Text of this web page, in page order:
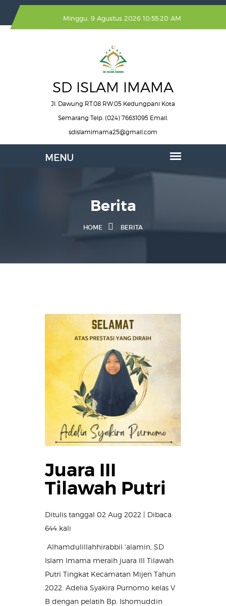
Minggu, 9 Agustus 2026 10:55:20 AM
SD ISLAM IMAMA
Jl. Dawung RT.08 RW.05 Kedungpani Kota
Semarang Telp. (024) 76631095 Email.
sdislamimama25@gmail.com
Berita
HOME BERITA
Juara III
Tilawah Putri
Ditulis tanggal 02 Aug 2022 | Dibaca
644 kali
Alhamdulillahhirabbil 'alamin, SD
Islam Imama meraih juara III Tilawah
Putri Tingkat Kecamatan Mijen Tahun
2022. Adelia Syakira Purnomo kelas V
B dengan pelatih Bp. Ishomuddin